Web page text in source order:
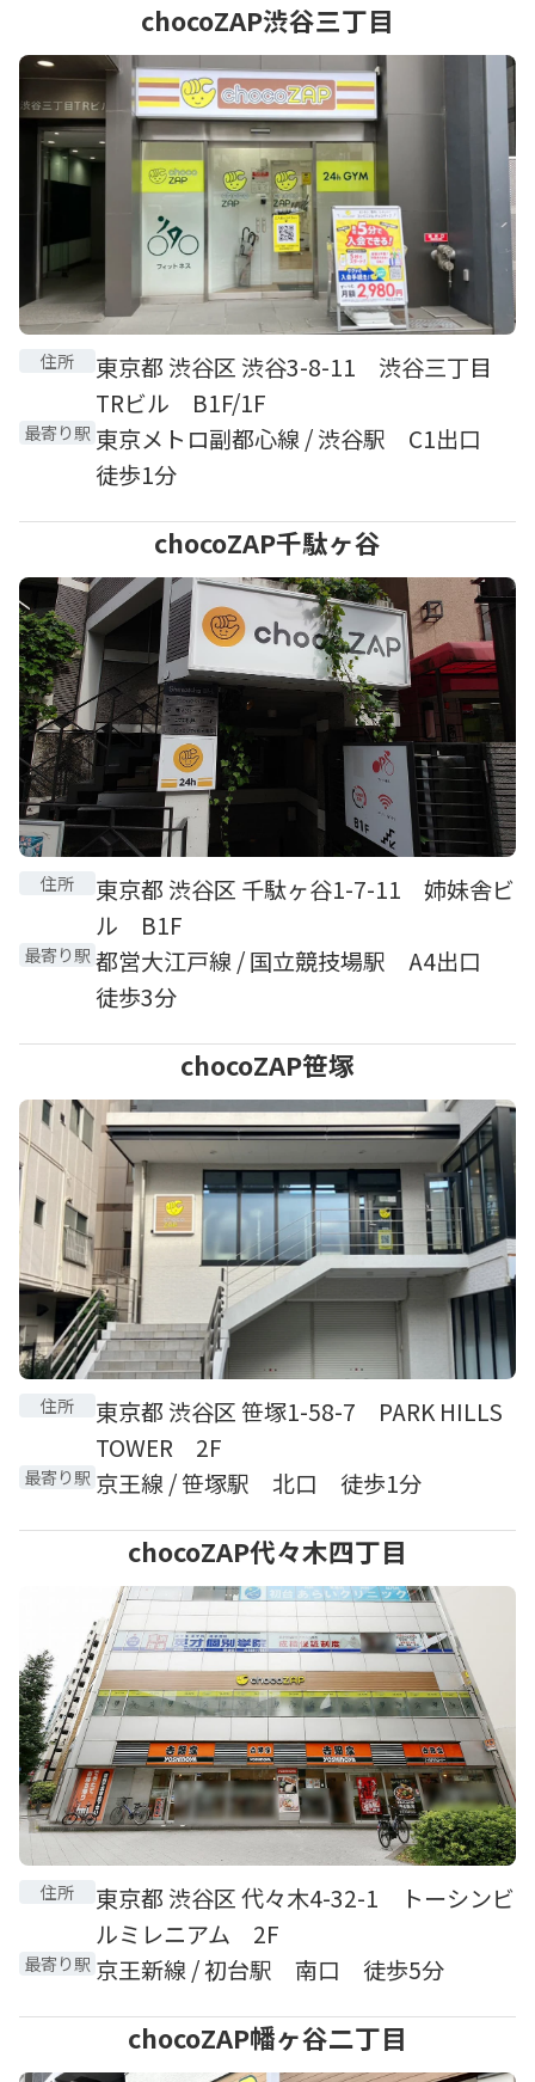
chocoZAP渋谷三丁目
住所
東京都 渋谷区 渋谷3-8-11 渋谷三丁目
TRビル B1F/1F
最寄り駅 東京メトロ副都心線 / 渋谷駅 C1出口
徒歩1分
chocoZAP千駄ヶ谷
住所
東京都 渋谷区 千駄ヶ谷1-7-11 姉妹舎ビ
ル B1F
最寄り駅 都営大江戸線 / 国立競技場駅 A4出口
徒歩3分
chocoZAP笹塚
住所
東京都 渋谷区 笹塚1-58-7 PARK HILLS
TOWER 2F
最寄り駅 京王線 / 笹塚駅 北口 徒歩1分
chocoZAP代々木四丁目
住所
東京都 渋谷区 代々木4-32-1 トーシンビ
ルミレニアム 2F
最寄り駅 京王新線 / 初台駅 南口 徒歩5分
chocoZAP幡ヶ谷二丁目